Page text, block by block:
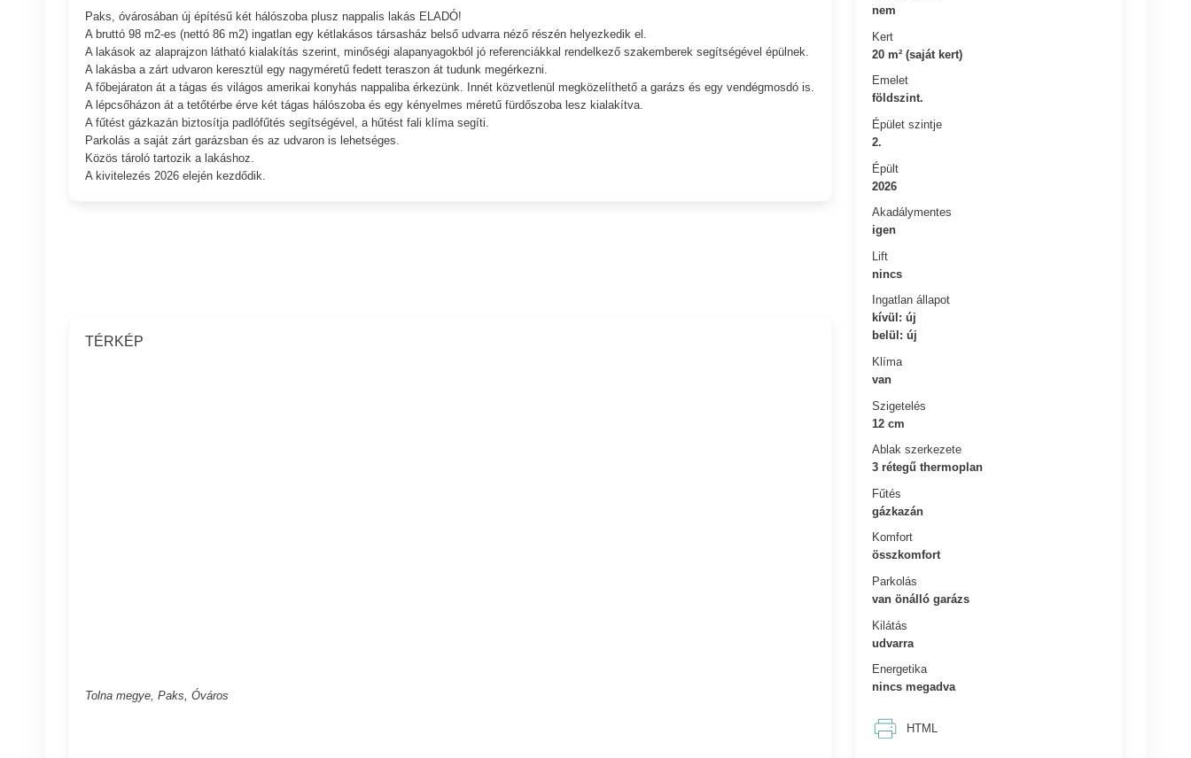
nem
Kert
20 m² (saját kert)
Emelet
földszint.
Épület szintje
2.
Épült
2026
Akadálymentes
igen
Lift
nincs
Ingatlan állapot
kívül: új
belül: új
Klíma
van
Szigetelés
12 cm
Ablak szerkezete
3 rétegű thermoplan
Fűtés
gázkazán
Komfort
összkomfort
Parkolás
van önálló garázs
Kilátás
udvarra
Energetika
nincs megadva
HTML
Paks, óvárosában új építésű két hálószoba plusz nappalis lakás ELADÓ!
A bruttó 98 m2-es (nettó 86 m2) ingatlan egy kétlakásos társasház belső udvarra néző részén helyezkedik el.
A lakások az alaprajzon látható kialakítás szerint, minőségi alapanyagokból jó referenciákkal rendelkező szakemberek segítségével épülnek.
A lakásba a zárt udvaron keresztül egy nagyméretű fedett teraszon át tudunk megérkezni.
A főbejáraton át a tágas és világos amerikai konyhás nappaliba érkezünk. Innét közvetlenül megközelíthető a garázs és egy vendégmosdó is.
A lépcsőházon át a tetőtérbe érve két tágas hálószoba és egy kényelmes méretű fürdőszoba lesz kialakítva.
A fűtést gázkazán biztosítja padlófűtés segítségével, a hűtést fali klíma segíti.
Parkolás a saját zárt garázsban és az udvaron is lehetséges.
Közös tároló tartozik a lakáshoz.
A kivitelezés 2026 elején kezdődik.
TÉRKÉP
Tolna megye, Paks, Óváros